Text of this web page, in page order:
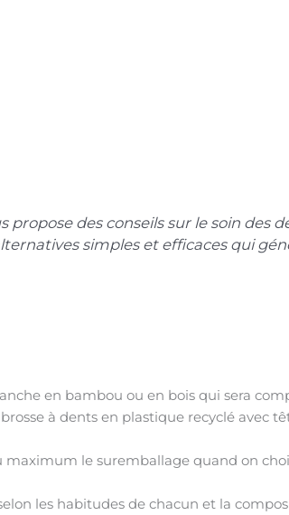
propose des conseils sur le soin des
simples et efficaces qui
en bambou ou en bois qui sera
à dents en plastique recyclé avec
maximum le suremballage quand on
les habitudes de chacun et la